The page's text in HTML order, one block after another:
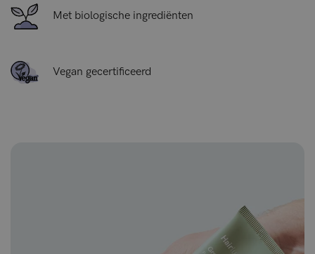
Met biologische ingrediënten
Vegan gecertificeerd